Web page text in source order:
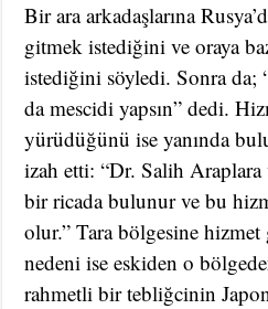
Bir ara arkadaşlarına
gitmek istediğini ve oraya
istediğini söyledi. Sonra
da mescidi yapsın” dedi.
yürüdüğünü ise yanında
izah etti: “Dr. Salih
bir ricada bulunur ve bu
olur.” Tara bölgesine
nedeni ise eskiden o
rahmetli bir tebliğcinin